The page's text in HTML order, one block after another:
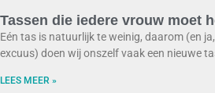
Tassen die iedere vrouw moet
Eén tas is natuurlijk te weinig, daarom (en
excuus) doen wij onszelf vaak een nieuwe
LEES MEER »